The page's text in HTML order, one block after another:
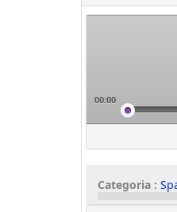
00:00
Categoria :